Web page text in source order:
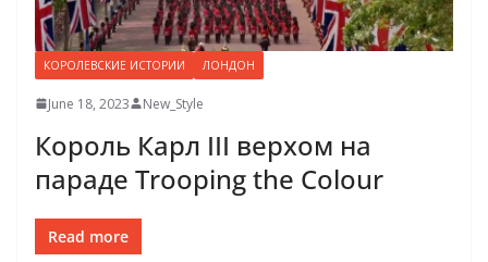
КОРОЛЕВСКИЕ ИСТОРИИ ЛОНДОН
June 18, 2023 New_Style
Король Карл III верхом на
параде Trooping the Colour
Read more